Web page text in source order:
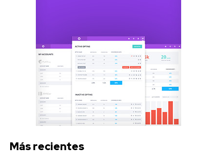
Más recientes